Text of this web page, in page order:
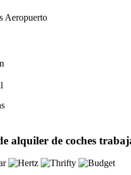
Aeropuerto
alquiler de coches